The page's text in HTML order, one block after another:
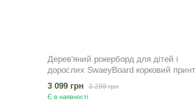
Дерев'яний рокерборд для дітей і
дорослих SwaeyBoard корковий принт
Dino з захистом пальців до 100 кг
3 299 грн
3 099 грн
Є в наявності